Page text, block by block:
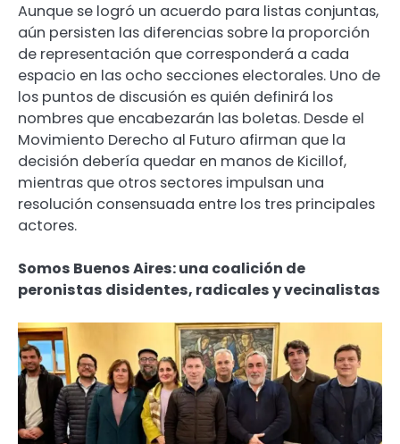
Aunque se logró un acuerdo para listas conjuntas,
aún persisten las diferencias sobre la proporción
de representación que corresponderá a cada
espacio en las ocho secciones electorales. Uno de
los puntos de discusión es quién definirá los
nombres que encabezarán las boletas. Desde el
Movimiento Derecho al Futuro afirman que la
decisión debería quedar en manos de Kicillof,
mientras que otros sectores impulsan una
resolución consensuada entre los tres principales
actores.
Somos Buenos Aires: una coalición de
peronistas disidentes, radicales y vecinalistas